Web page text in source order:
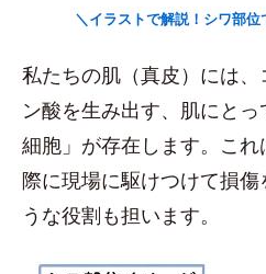
＼イラストで解説！シワ部
私たちの肌（真皮）には
ン酸を生み出す、肌にと
細胞」が存在します。こ
際に現場に駆けつけて損傷
うな役割も担います。